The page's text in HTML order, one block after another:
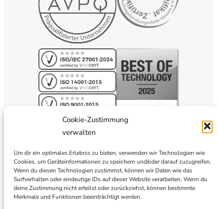
Cookie-Zustimmung
verwalten
Um dir ein optimales Erlebnis zu bieten, verwenden wir Technologien wie
Cookies, um Geräteinformationen zu speichern und/oder darauf zuzugreifen.
Wenn du diesen Technologien zustimmst, können wir Daten wie das
Surfverhalten oder eindeutige IDs auf dieser Website verarbeiten. Wenn du
deine Zustimmung nicht erteilst oder zurückziehst, können bestimmte
Merkmale und Funktionen beeinträchtigt werden.